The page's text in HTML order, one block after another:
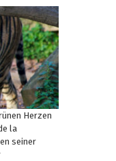
Herzen
la
seiner